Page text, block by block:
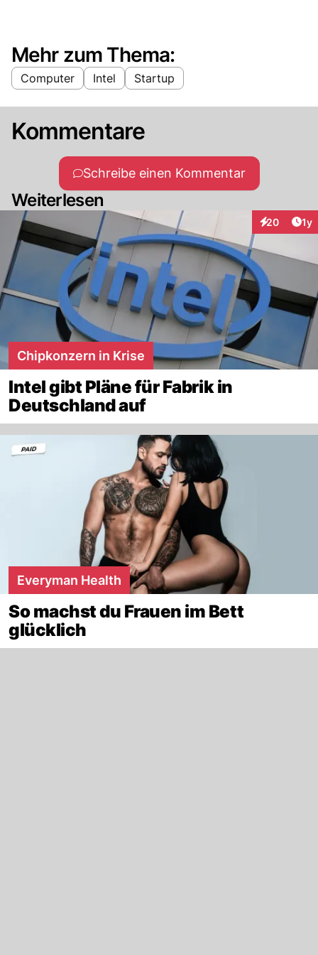
Mehr zum Thema:
Computer Intel Startup
Kommentare
Schreibe einen Kommentar
Weiterlesen
20 1y
Chipkonzern in Krise
Intel gibt Pläne für Fabrik in
Deutschland auf
Everyman Health
So machst du Frauen im Bett
glücklich